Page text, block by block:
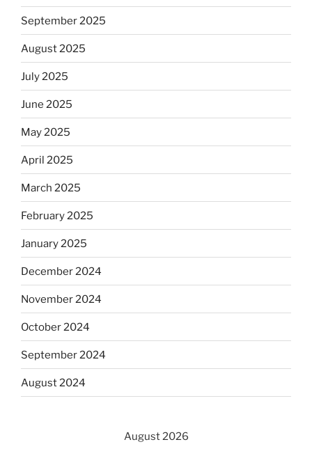
September 2025
August 2025
July 2025
June 2025
May 2025
April 2025
March 2025
February 2025
January 2025
December 2024
November 2024
October 2024
September 2024
August 2024
August 2026